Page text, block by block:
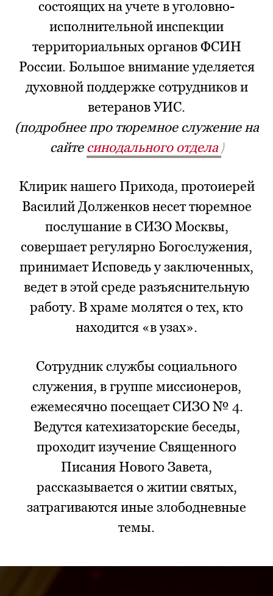
состоящих на учете в уголовно-
исполнительной инспекции
территориальных органов ФСИН
России. Большое внимание уделяется
духовной поддержке сотрудников и
ветеранов УИС.
(подробнее про тюремное служение на
сайтесинодального отдела )
Клирик нашего Прихода, протоиерей
Василий Долженков несет тюремное
послушание в СИЗО Москвы,
совершает регулярно Богослужения,
принимает Исповедь у заключенных,
ведет в этой среде разъяснительную
работу. В храме молятся о тех, кто
находится «в узах».
Сотрудник службы социального
служения, в группе миссионеров,
ежемесячно посещает СИЗО № 4.
Ведутся катехизаторские беседы,
проходит изучение Священного
Писания Нового Завета,
рассказывается о житии святых,
затрагиваются иные злободневные
темы.